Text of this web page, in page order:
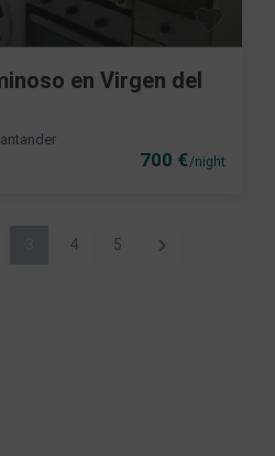
700 €/night
en Virgen del
4 5